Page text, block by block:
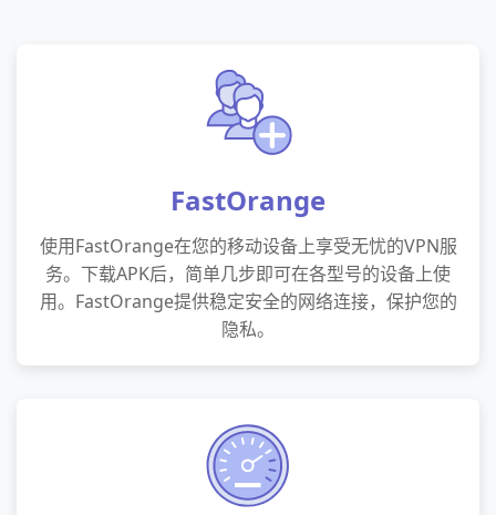
FastOrange
使用FastOrange在您的移动设备上享受无忧的VPN服
务。下载APK后，简单几步即可在各型号的设备上使
用。FastOrange提供稳定安全的网络连接，保护您的
隐私。